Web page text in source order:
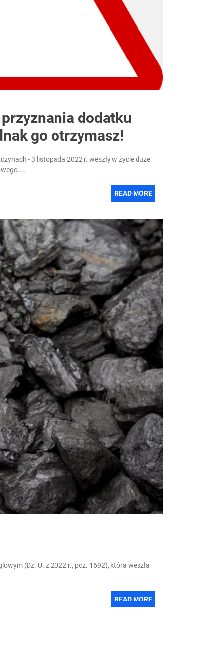
dodatku
go otrzymasz!
- 3 listopada 2022 r. weszły w życie duże
READ MORE
(Dz. U. z 2022 r., poz. 1692), która weszła
READ MORE